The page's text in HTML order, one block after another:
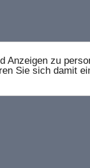
Anzeigen zu
Sie sich damit